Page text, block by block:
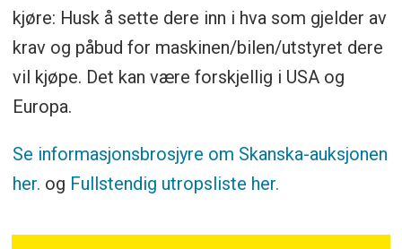
kjøre: Husk å sette dere inn i hva som gjelder av
krav og påbud for maskinen/bilen/utstyret dere
vil kjøpe. Det kan være forskjellig i USA og
Europa.
Se informasjonsbrosjyre om Skanska-auksjonen
her. og Fullstendig utropsliste her.